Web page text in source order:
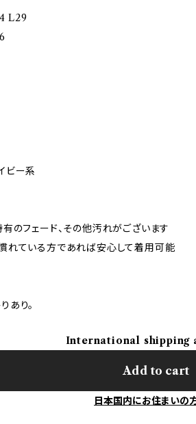
L29
ビー系
有のフェード、その他汚れがございます
れている方であれば安心して着用可能
あり。
International shipping
Add to cart
日本国内にお住まいの